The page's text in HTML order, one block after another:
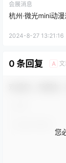
会展消息
杭州·微光mini动
2024-8-27 13:21:16
0 条回复 A
您